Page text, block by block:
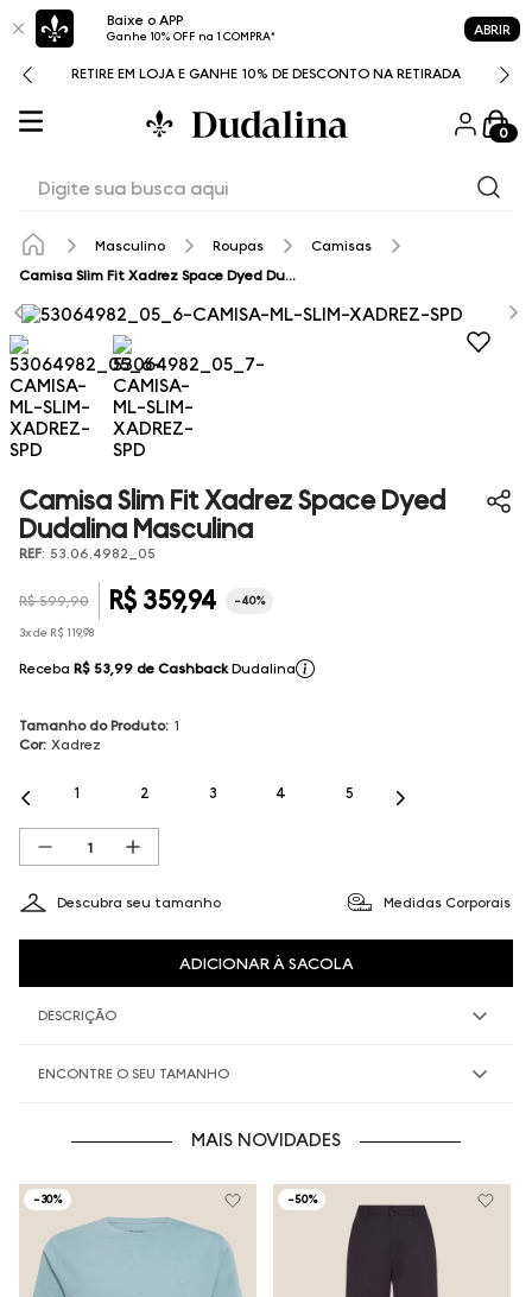
Baixe o APP
Ganhe 10% OFF na 1 COMPRA* ABRIR
RETIRE EM LOJA E GANHE 10% DE DESCONTO NA RETIRADA
0
Masculino Roupas
Camisas
Camisa Slim Fit Xadrez Space Dyed Dudalina Masculina
Camisa Slim Fit Xadrez Space Dyed
Dudalina Masculina
REF: 53.06.4982_05
R$ 599,90 R$ 359,94 -40%
3x de R$ 119,98
Receba R$ 53,99 de Cashback Dudalina
Tamanho do Produto: 1
Cor: Xadrez
1 2 3 4 5
Descubra seu tamanho Medidas Corporais
ADICIONAR À SACOLA
DESCRIÇÃO
ENCONTRE O SEU TAMANHO
MAIS NOVIDADES
-30% -50%